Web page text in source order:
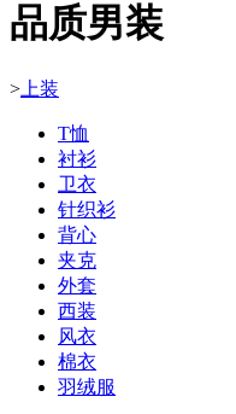
品质男装
> 上装
T恤
衬衫
卫衣
针织衫
背心
夹克
外套
西装
风衣
棉衣
羽绒服